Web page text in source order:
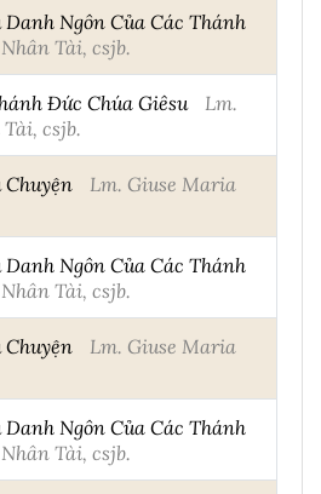
Ngôn Của Các Thánh
Tài, csjb.
Đức Chúa Giêsu
Lm.
csjb.
Lm. Giuse Maria
Ngôn Của Các Thánh
Tài, csjb.
Lm. Giuse Maria
Ngôn Của Các Thánh
Tài, csjb.